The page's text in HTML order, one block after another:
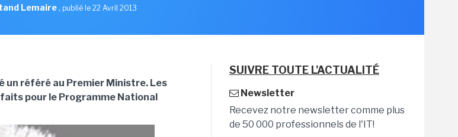
Lemaire, publié le 22 Avril 2013
un référé au Premier Ministre. Les
pour le Programme National
SUIVRE TOUTE L'ACTUALITÉ
Newsletter
Recevez notre newsletter comme plus
de 50 000 professionnels de l'IT!